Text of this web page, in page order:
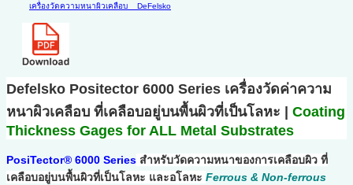
เครื่องวัดความหนาผิวเคลือบ DeFelsko
Defelsko Positector 6000 Series เครื่องวัดค่าความ
หนาผิวเคลือบ ที่เคลือบอยู่บนพื้นผิวที่เป็นโลหะ | Coating
Thickness Gages for ALL Metal Substrates
PosiTector® 6000 Series สำหรับวัดความหนาของการเคลือบผิว ที่
เคลือบอยู่บนพื้นผิวที่เป็นโลหะ และอโลหะ Ferrous & Non-ferrous